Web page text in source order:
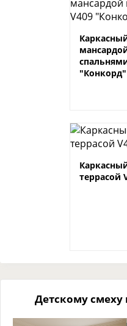
"Конкорд"
террасой
Детскому